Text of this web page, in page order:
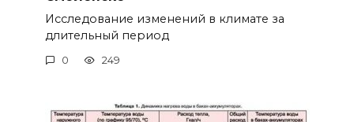
Исследование изменений в климате за
длительный период
0 249